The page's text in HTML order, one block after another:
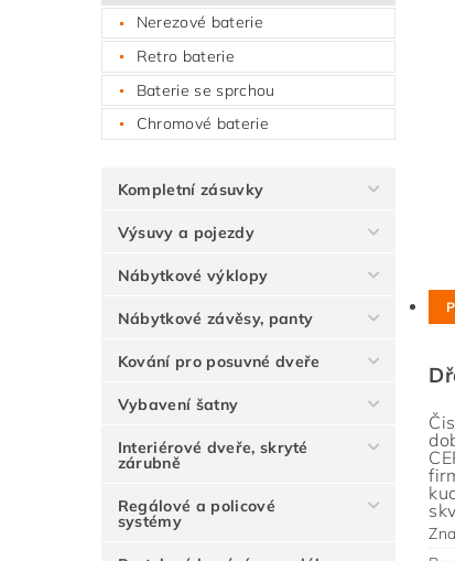
Nerezové baterie
Retro baterie
Baterie se sprchou
Chromové baterie
Kompletní zásuvky
Výsuvy a pojezdy
Nábytkové výklopy
Nábytkové závěsy, panty
Kování pro posuvné dveře
Vybavení šatny
Interiérové dveře, skryté
zárubně
Regálové a policové
systémy